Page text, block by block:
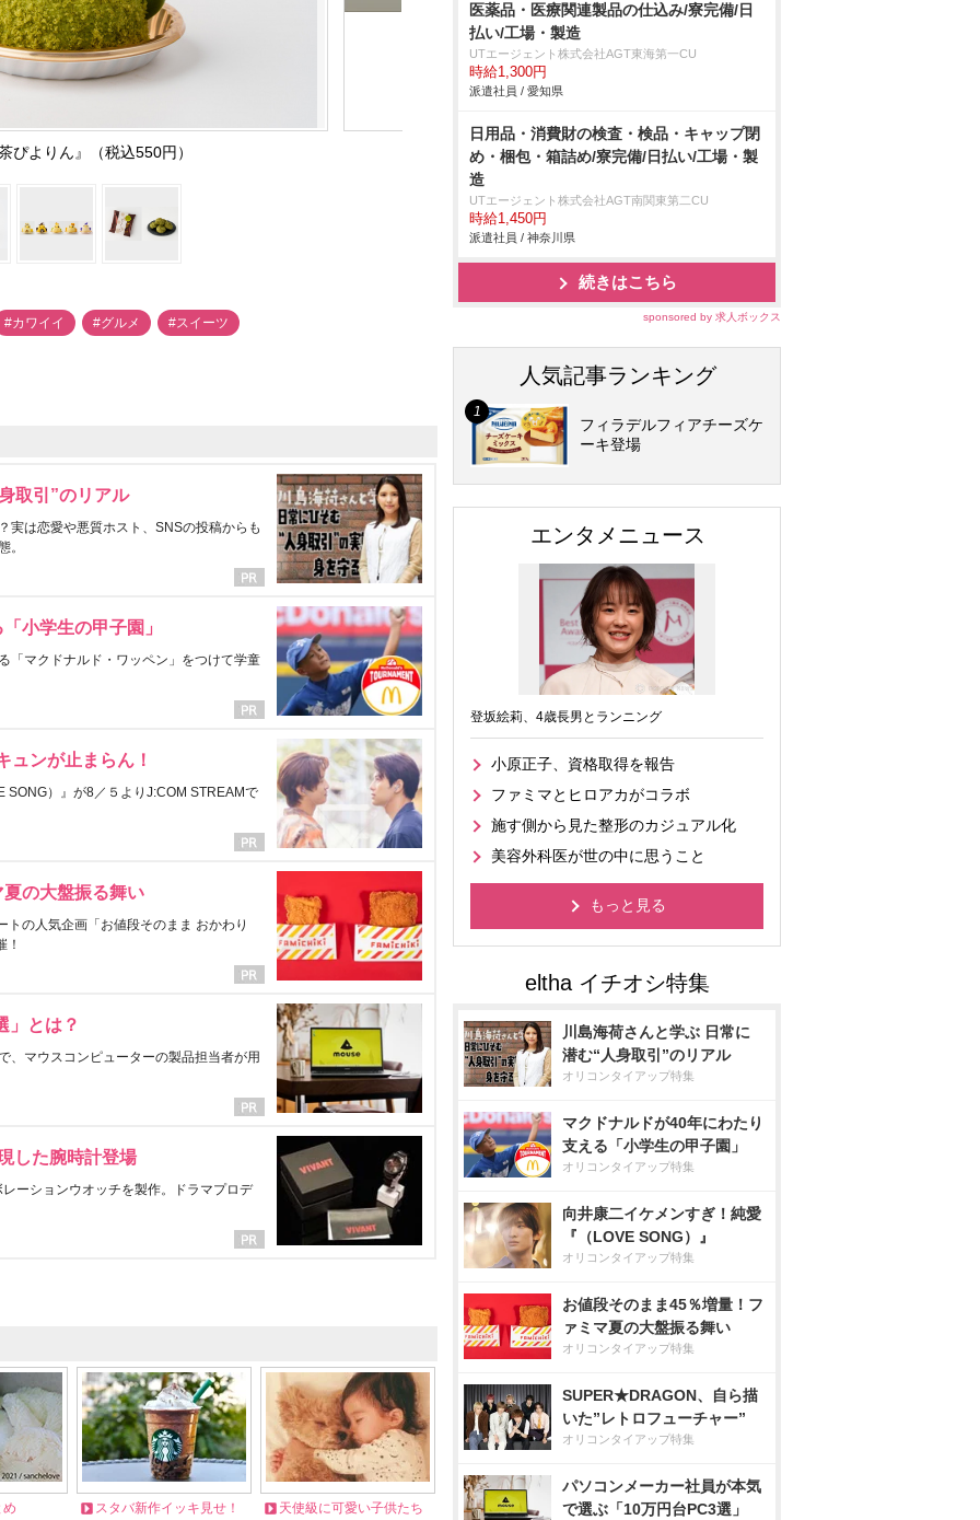
ぴよりん』（税込550円）
#カワイイ #グルメ #スイーツ
取引”のリアル
実は恋愛や悪質ホスト、SNSの投稿からも
。
小学生の甲子園」
「マクドナルド・ワッペン」をつけて学童
ュンが止まらん！
SONG）』が8／５よりJ:COM STREAMで
の大盤振る舞い
の人気企画「お値段そのまま おかわり
！
」とは？
、マウスコンピューターの製品担当者が用
した腕時計登場
ーションウオッチを製作。ドラマプロデ
め スタバ新作イッキ見せ！ 天使級に可愛い子供たち
医薬品・医療関連製品の仕込み/寮完備/日
払い/工場・製造
UTエージェント株式会社AGT東海第一CU
時給1,300円
派遣社員 / 愛知県
日用品・消費財の検査・検品・キャップ閉
め・梱包・箱詰め/寮完備/日払い/工場・製
造
UTエージェント株式会社AGT南関東第二CU
時給1,450円
派遣社員 / 神奈川県
続きはこちら
sponsored by 求人ボックス
人気記事ランキング
フィラデルフィアチーズケ
ーキ登場
エンタメニュース
登坂絵莉、4歳長男とランニング
小原正子、資格取得を報告
ファミマとヒロアカがコラボ
施す側から見た整形のカジュアル化
美容外科医が世の中に思うこと
もっと見る
川島海荷さんと学ぶ 日常に
潜む“人身取引”のリアル
オリコンタイアップ特集
マクドナルドが40年にわたり
支える「小学生の甲子園」
オリコンタイアップ特集
向井康二イケメンすぎ！純愛
『（LOVE SONG）』
オリコンタイアップ特集
お値段そのまま45％増量！フ
ァミマ夏の大盤振る舞い
オリコンタイアップ特集
SUPER★DRAGON、自ら描
いた”レトロフューチャー”
オリコンタイアップ特集
パソコンメーカー社員が本気
で選ぶ「10万円台PC3選」